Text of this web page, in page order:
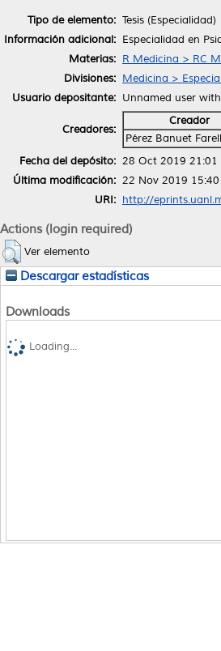
Tipo de elemento: Tesis (Especialidad)
Información adicional: Especialidad en
Materias: R Medicina > RC
Divisiones: Medicina >
Usuario depositante: Unnamed user
Creadores:
Creador
Pérez Banuet
Fecha del depósito: 28 Oct 2019 21:01
Última modificación: 22 Nov 2019 15:40
URI: http://
Actions (login required)
Ver elemento
Descargar estadísticas
Downloads
Loading...